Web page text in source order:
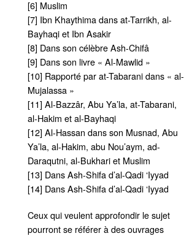
[6] Muslim
[7] Ibn Khaythima dans at-Tarrikh, al-
Bayhaqi et Ibn Asakir
[8] Dans son célèbre Ash-Chifâ
[9] Dans son livre « Al-Mawlid »
[10] Rapporté par at-Tabarani dans « al-
Mujalassa »
[11] Al-Bazzâr, Abu Ya’la, at-Tabarani,
al-Hakim et al-Bayhaqi
[12] Al-Hassan dans son Musnad, Abu
Ya’la, al-Hakim, abu Nou’aym, ad-
Daraqutni, al-Bukhari et Muslim
[13] Dans Ash-Shifa d’al-Qadi ‘Iyyad
[14] Dans Ash-Shifa d’al-Qadi ‘Iyyad
Ceux qui veulent approfondir le sujet
pourront se référer à des ouvrages